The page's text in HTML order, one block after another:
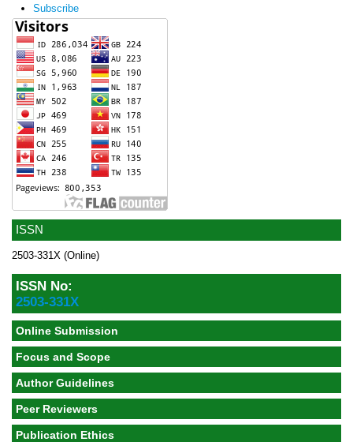
ISSN
2503-331X (Online)
ISSN No:
2503-331X
Online Submission
Focus and Scope
Author Guidelines
Peer Reviewers
Publication Ethics
Subscribe